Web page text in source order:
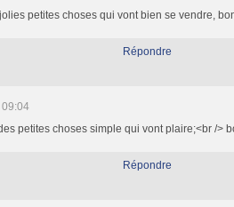
petites choses qui vont bien se vendre,
Répondre
petites choses simple qui vont plaire;<br />
Répondre